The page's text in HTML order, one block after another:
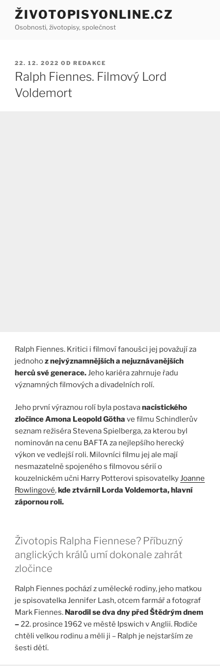
Přejít
obsahu
ŽIVOTOPISYONLINE.CZ
Osobnosti, životopisy, společnost
PUBLIKOVÁNO
22. 12. 2022 OD REDAKCE
Ralph Fiennes. Filmový Lord
Voldemort
Ralph Fiennes. Kritici i filmoví fanoušci jej považují za
jednohoz nejvýznamnějších a nejuznávanějších
herců své generace.Jeho kariéra zahrnuje řadu
významných filmových a divadelních rolí.
Jeho první výraznou rolí byla postavanacistického
zločince Amona Leopold Götha ve filmu Schindlerův
seznam režiséra Stevena Spielberga, za kterou byl
nominován na cenu BAFTA za nejlepšího herecký
výkon ve vedlejší roli. Milovníci filmu jej ale mají
nesmazatelně spojeného s filmovou sérií o
kouzelnickém učni Harry Potterovi spisovatelkyJoanne
Rowlingové,kde ztvárnil Lorda Voldemorta, hlavní
zápornou roli.
Životopis Ralpha Fiennese? Příbuzný
anglických králů umí dokonale zahrát
zločince
Ralph Fiennes pochází z umělecké rodiny, jeho matkou
je spisovatelka Jennifer Lash, otcem farmář a fotograf
Mark Fiennes. Narodil se dva dny před Štědrým dnem
–22. prosince 1962 ve městě Ipswich v Anglii. Rodiče
chtěli velkou rodinu a měli ji – Ralph je nejstarším ze
šesti dětí.